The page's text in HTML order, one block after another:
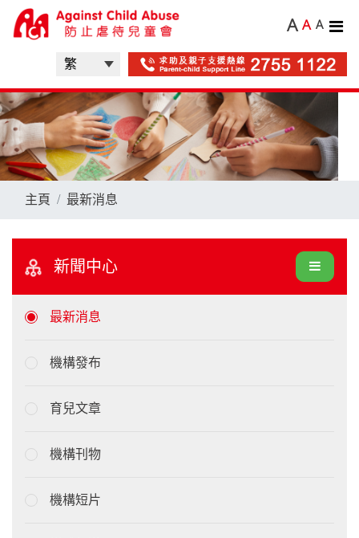
A A A
主頁 最新消息
新聞中心
最新消息
機構發布
育兒文章
機構刊物
機構短片